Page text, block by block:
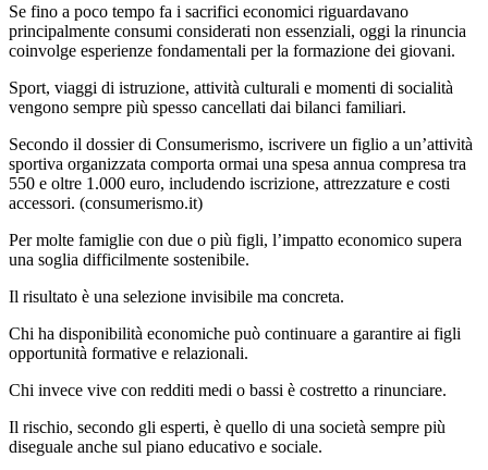
Se fino a poco tempo fa i sacrifici economici riguardavano
principalmente consumi considerati non essenziali, oggi la rinuncia
coinvolge esperienze fondamentali per la formazione dei giovani.
Sport, viaggi di istruzione, attività culturali e momenti di socialità
vengono sempre più spesso cancellati dai bilanci familiari.
Secondo il dossier di Consumerismo, iscrivere un figlio a un’attività
sportiva organizzata comporta ormai una spesa annua compresa tra
550 e oltre 1.000 euro, includendo iscrizione, attrezzature e costi
accessori. (consumerismo.it)
Per molte famiglie con due o più figli, l’impatto economico supera
una soglia difficilmente sostenibile.
Il risultato è una selezione invisibile ma concreta.
Chi ha disponibilità economiche può continuare a garantire ai figli
opportunità formative e relazionali.
Chi invece vive con redditi medi o bassi è costretto a rinunciare.
Il rischio, secondo gli esperti, è quello di una società sempre più
diseguale anche sul piano educativo e sociale.